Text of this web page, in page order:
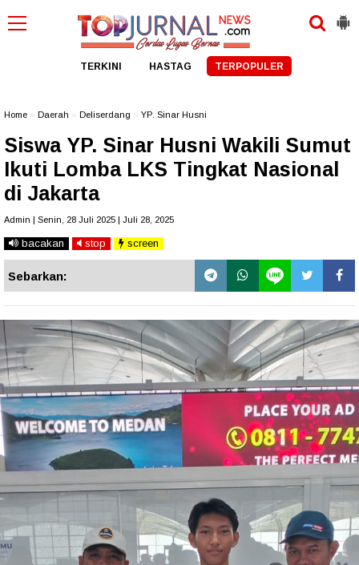
TERKINI HASTAG TERPOPULER
Home Daerah Deliserdang YP. Sinar Husni
Siswa YP. Sinar Husni Wakili Sumut
Ikuti Lomba LKS Tingkat Nasional
di Jakarta
Admin | Senin, 28 Juli 2025 | Juli 28, 2025
bacakan stop screen
Sebarkan: